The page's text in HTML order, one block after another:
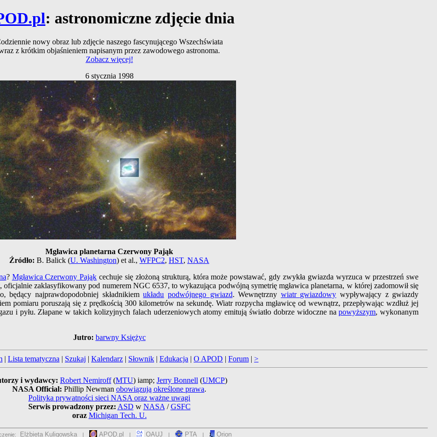
: astronomiczne zdjęcie dnia
nowy obraz lub zdjęcie naszego fascynującego Wszechświata
z krótkim objaśnieniem napisanym przez zawodowego astronoma.
Zobacz więcej!
6 stycznia 1998
Mgławica planetarna Czerwony Pająk
Źródło: B. Balick (U. Washington) et al., WFPC2, HST, NASA
? Mgławica Czerwony Pająk cechuje się złożoną strukturą, która może powstawać, gdy zwykła gwiazda wyrzuca w przestrzeń swe
oficjalnie zaklasyfikowany pod numerem NGC 6537, to wykazująca podwójną symetrię mgławica planetarna, w której zadomowił się
będący najprawdopodobniej składnikiemukładu podwójnego gwiazd. Wewnętrzny wiatr gwiazdowy wypływający z gwiazdy
pomiaru poruszają się z prędkością 300 kilometrów na sekundę. Wiatr rozpycha mgławicę od wewnątrz, przepływając wzdłuż jej
i pyłu. Złapane w takich kolizyjnych falach uderzeniowych atomy emitują światło dobrze widoczne napowyższym, wykonanym
Jutro: barwny Księżyc
| Lista tematyczna | Szukaj | Kalendarz | Słownik | Edukacja | O APOD | Forum | >
i wydawcy: Robert Nemiroff(MTU) iamp; Jerry Bonnell (UMCP)
NASA Official: Phillip Newman obowiązują określone prawa.
Polityka prywatności sieci NASA oraz ważne uwagi
Serwis prowadzony przez: ASD w NASA /GSFC
oraz Michigan Tech. U.
Elżbieta Kuligowska APOD.pl OAUJ PTA Orion